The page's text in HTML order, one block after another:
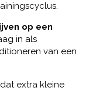
op een
in als
van een
extra kleine